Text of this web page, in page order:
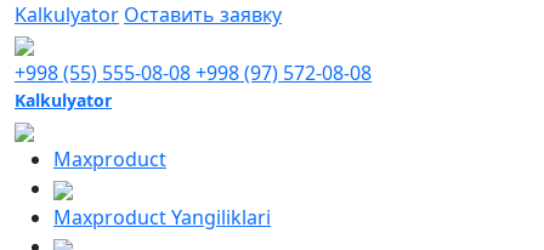
Kalkulyator Оставить заявку
+998 (55) 555-08-08+998 (97) 572-08-08
Kalkulyator
Maxproduct
Maxproduct Yangiliklari